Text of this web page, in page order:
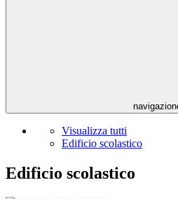
Visualizza tutti
Edificio scolastico
Edificio scolastico